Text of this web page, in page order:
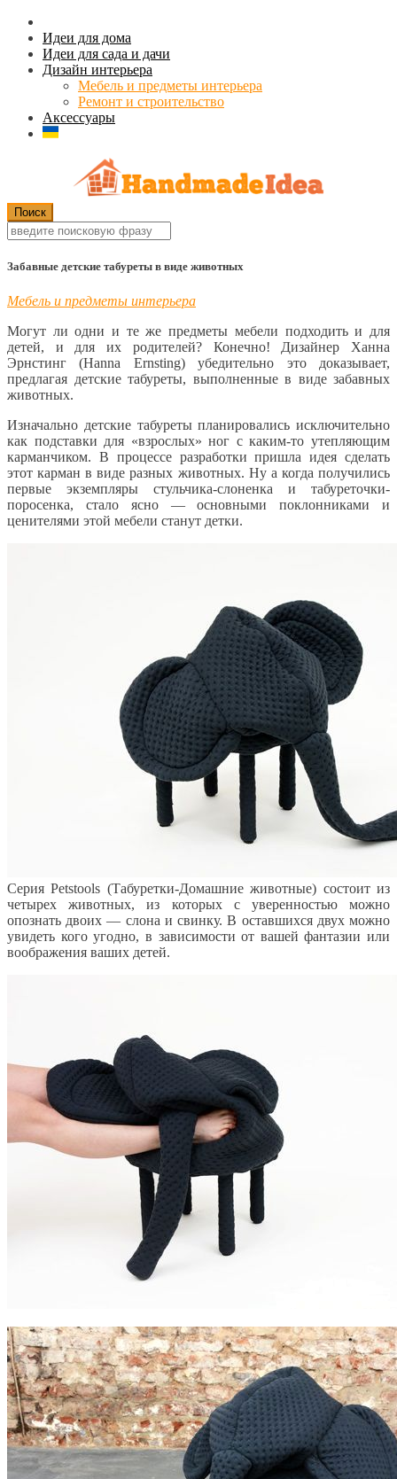
Идеи для дома
Идеи для сада и дачи
Дизайн интерьера
Мебель и предметы интерьера
Ремонт и строительство
Аксессуары
Забавные детские табуреты в виде животных
Мебель и предметы интерьера
Могут ли одни и те же предметы мебели подходить и для
детей, и для их родителей? Конечно! Дизайнер Ханна
Эрнстинг (Hanna Ernsting) убедительно это доказывает,
предлагая детские табуреты, выполненные в виде забавных
животных.
Изначально детские табуреты планировались исключительно
как подставки для «взрослых» ног с каким-то утепляющим
карманчиком. В процессе разработки пришла идея сделать
этот карман в виде разных животных. Ну а когда получились
первые экземпляры стульчика-слоненка и табуреточки-
поросенка, стало ясно — основными поклонниками и
ценителями этой мебели станут детки.
Серия Petstools (Табуретки-Домашние животные) состоит из
четырех животных, из которых с уверенностью можно
опознать двоих — слона и свинку. В оставшихся двух можно
увидеть кого угодно, в зависимости от вашей фантазии или
воображения ваших детей.